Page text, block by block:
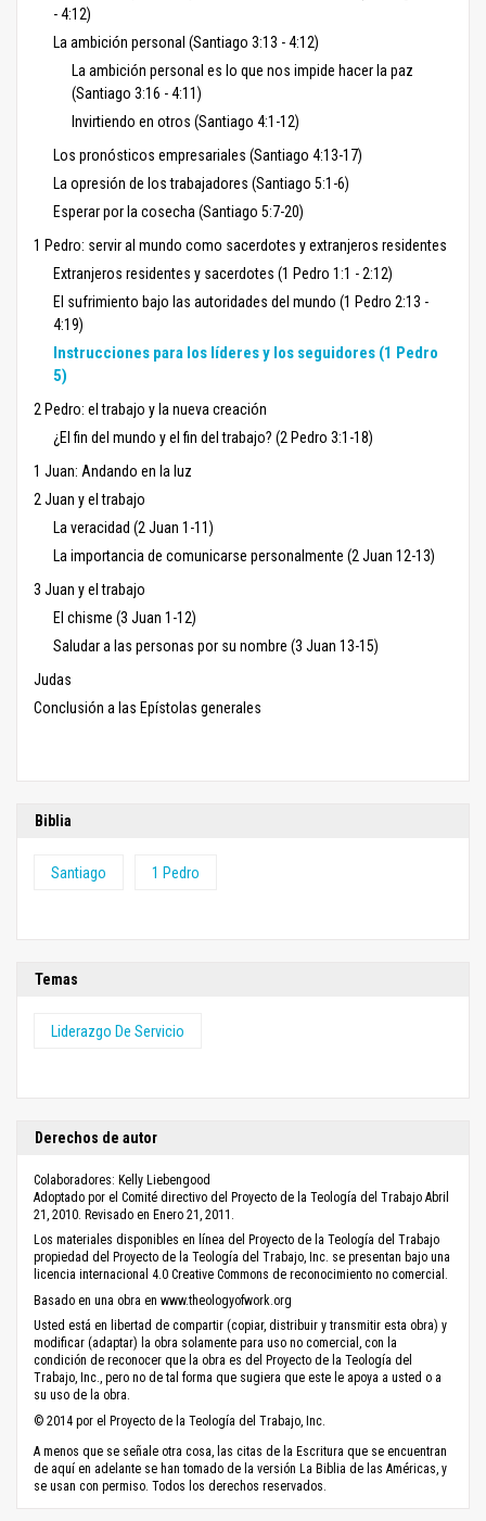
- 4:12)
La ambición personal (Santiago 3:13 - 4:12)
La ambición personal es lo que nos impide hacer la paz
(Santiago 3:16 - 4:11)
Invirtiendo en otros (Santiago 4:1-12)
Los pronósticos empresariales (Santiago 4:13-17)
La opresión de los trabajadores (Santiago 5:1-6)
Esperar por la cosecha (Santiago 5:7-20)
1 Pedro: servir al mundo como sacerdotes y extranjeros residentes
Extranjeros residentes y sacerdotes (1 Pedro 1:1 - 2:12)
El sufrimiento bajo las autoridades del mundo (1 Pedro 2:13 -
4:19)
Instrucciones para los líderes y los seguidores (1 Pedro
5)
2 Pedro: el trabajo y la nueva creación
¿El fin del mundo y el fin del trabajo? (2 Pedro 3:1-18)
1 Juan: Andando en la luz
2 Juan y el trabajo
La veracidad (2 Juan 1-11)
La importancia de comunicarse personalmente (2 Juan 12-13)
3 Juan y el trabajo
El chisme (3 Juan 1-12)
Saludar a las personas por su nombre (3 Juan 13-15)
Judas
Conclusión a las Epístolas generales
Biblia
Santiago 1 Pedro
Temas
Liderazgo De Servicio
Derechos de autor
Colaboradores: Kelly Liebengood
Adoptado por el Comité directivo del Proyecto de la Teología del Trabajo Abril
21, 2010. Revisado en Enero 21, 2011.
Los materiales disponibles en línea del Proyecto de la Teología del Trabajo
propiedad del Proyecto de la Teología del Trabajo, Inc. se presentan bajo una
licencia internacional 4.0 Creative Commons de reconocimiento no comercial.
Basado en una obra en www.theologyofwork.org
Usted está en libertad de compartir (copiar, distribuir y transmitir esta obra) y
modificar (adaptar) la obra solamente para uso no comercial, con la
condición de reconocer que la obra es del Proyecto de la Teología del
Trabajo, Inc., pero no de tal forma que sugiera que este le apoya a usted o a
su uso de la obra.
© 2014 por el Proyecto de la Teología del Trabajo, Inc.
A menos que se señale otra cosa, las citas de la Escritura que se encuentran
de aquí en adelante se han tomado de la versión La Biblia de las Américas, y
se usan con permiso. Todos los derechos reservados.